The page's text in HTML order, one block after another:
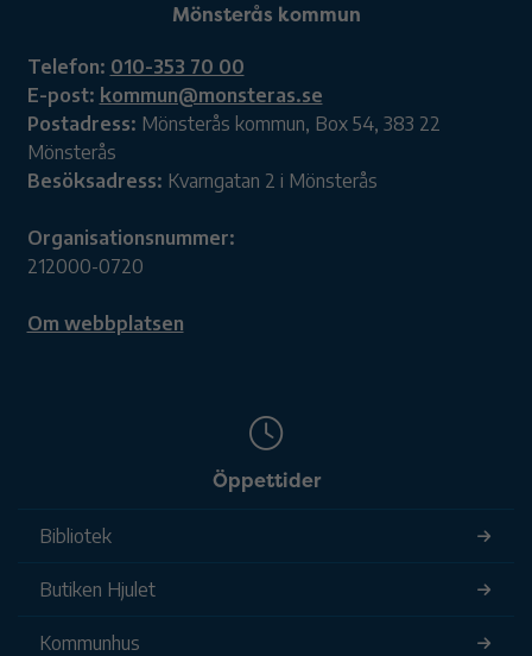
Mönsterås kommun
Telefon: 010-353 70 00
E-post: kommun@monsteras.se
Postadress: Mönsterås kommun, Box 54, 383 22
Mönsterås
Besöksadress: Kvarngatan 2 i Mönsterås
Organisationsnummer:
212000-0720
Om webbplatsen
Öppettider
Bibliotek
Butiken Hjulet
Kommunhus